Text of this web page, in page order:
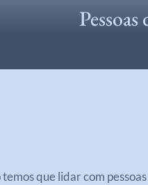
que lidar com